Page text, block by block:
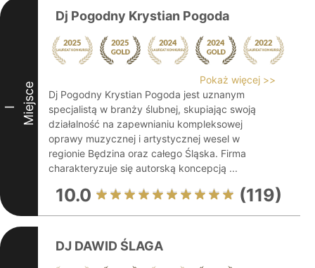
I Miejsce
Dj Pogodny Krystian Pogoda
Pokaż więcej >>
Dj Pogodny Krystian Pogoda jest uznanym
specjalistą w branży ślubnej, skupiając swoją
działalność na zapewnianiu kompleksowej
oprawy muzycznej i artystycznej wesel w
regionie Będzina oraz całego Śląska. Firma
charakteryzuje się autorską koncepcją ...
10.0 (119)
DJ DAWID ŚLAGA